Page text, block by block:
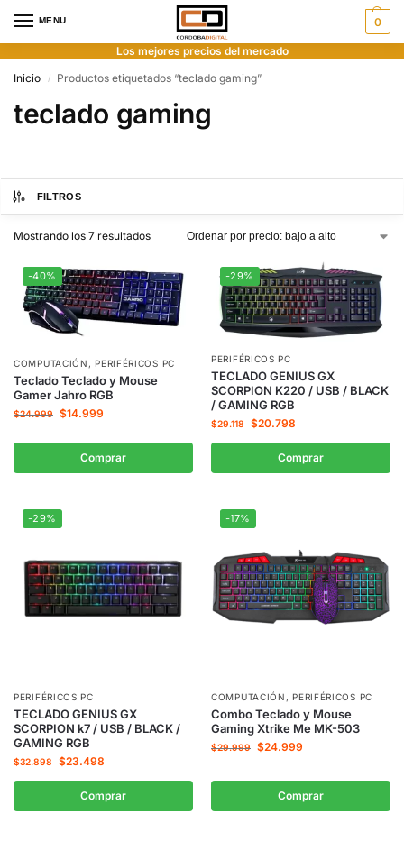
MENU 0
Los mejores precios del mercado
Inicio
/ Productos etiquetados “teclado gaming”
teclado gaming
FILTROS
Mostrando los 7 resultados
-40%
COMPUTACIÓN ,PERIFÉRICOS PC
Teclado Teclado y Mouse
Gamer Jahro RGB
$24.999 $14.999
Comprar
-29%
PERIFÉRICOS PC
TECLADO GENIUS GX
SCORPION K220 / USB / BLACK
/ GAMING RGB
$29.118 $20.798
Comprar
-29%
PERIFÉRICOS PC
TECLADO GENIUS GX
SCORPION k7 / USB / BLACK /
GAMING RGB
$32.898 $23.498
Comprar
-17%
COMPUTACIÓN ,PERIFÉRICOS PC
Combo Teclado y Mouse
Gaming Xtrike Me MK-503
$29.999 $24.999
Comprar